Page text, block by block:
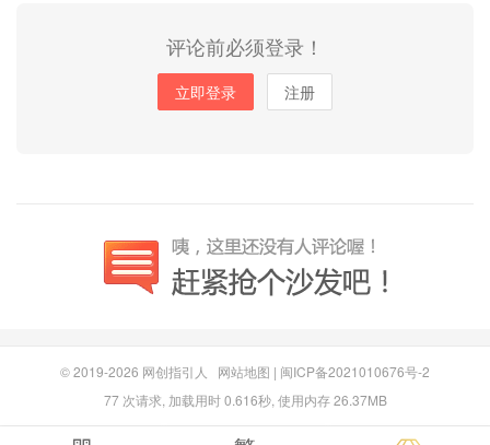
评论前必须登录！
立即登录 注册
© 2019-2026 网创指引人 网站地图 | 闽ICP备2021010676号-2
77 次请求, 加载用时 0.616秒, 使用内存 26.37MB